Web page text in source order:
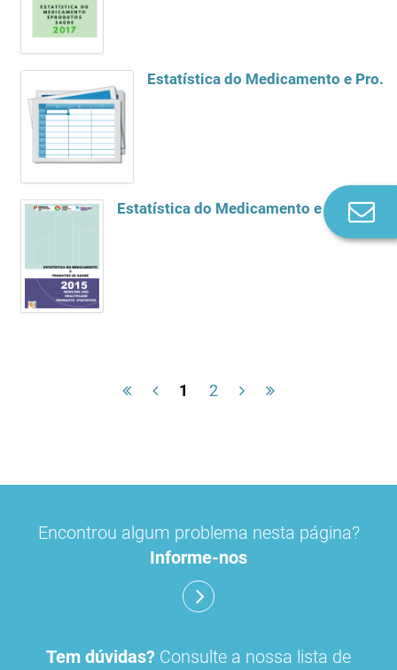
Estatística do Medicamento e Produtos de Saúde 2016
1 2
Encontrou algum problema nesta página?
Informe-nos
Tem dúvidas? Consulte a nossa lista de